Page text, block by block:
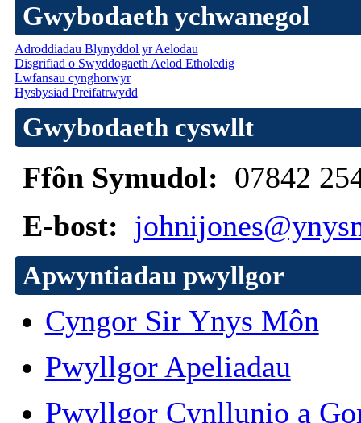
Gwybodaeth ychwanegol
Adroddiadau Blynyddol yr Aelodau
Disgrifiad o Swyddogaeth Aelod Etholedig
Lwfansau cynghorwyr
Hysbysiad Preifatrwydd
Gwybodaeth cyswllt
Ffôn Symudol: 07842
E-bost:
Apwyntiadau pwyllgor
Cyngor Sir Ynys Môn
Pwyllgor Apeliadau
Pwyllgor Cynllunio a